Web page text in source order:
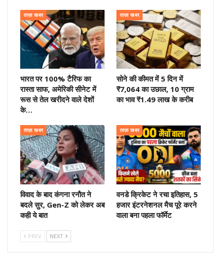
ताज़ा खबर
भारत पर 100% टैरिफ का
रास्ता साफ, अमेरिकी सीनेट में
रूस से तेल खरीदने वाले देशों
के…
ताज़ा खबर
सोने की कीमत में 5 दिन में
₹7,064 का उछाल, 10 ग्राम
का भाव ₹1.49 लाख के करीब
ताज़ा खबर
विवाद के बाद कंगना रनौत ने
बदले सुर, Gen-Z को लेकर अब
कही ये बात
ताज़ा खबर
वनडे क्रिकेट ने रचा इतिहास, 5
हजार इंटरनेशनल मैच पूरे करने
वाला बना पहला फॉर्मेट
PREV NEXT